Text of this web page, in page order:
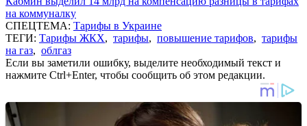
на коммуналку
СПЕЦТЕМА: Тарифы в Украине
ТЕГИ: Тарифы ЖКХ, тарифы, повышение тарифов, тарифы
на газ, облгаз
Если вы заметили ошибку, выделите необходимый текст и
нажмите Ctrl+Enter, чтобы сообщить об этом редакции.